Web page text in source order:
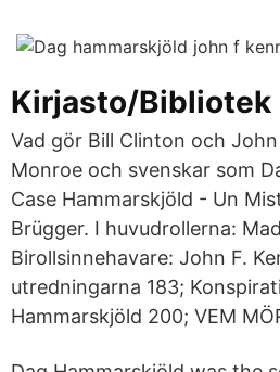
Kirjasto/Bibliotek
Vad gör Bill Clinton och
Monroe och svenskar som
Case Hammarskjöld - Un
Brügger. I huvudrollerna:
Birollsinnehavare: John F.
utredningarna 183;
Hammarskjöld 200; VEM